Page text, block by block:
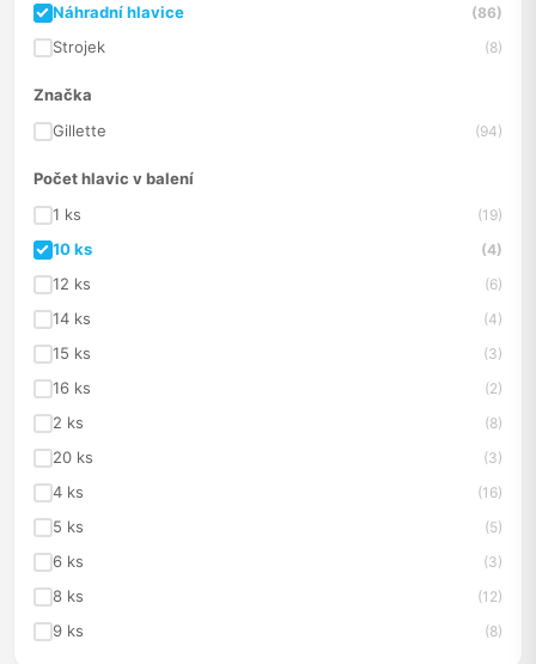
Náhradní hlavice
(86)
Strojek (8)
Značka
Gillette
(94)
Počet hlavic v balení
1 ks
(19)
10 ks (4)
12 ks (6)
14 ks (4)
15 ks (3)
16 ks (2)
2 ks (8)
20 ks (3)
4 ks (16)
5 ks (5)
6 ks (3)
8 ks (12)
9 ks (8)